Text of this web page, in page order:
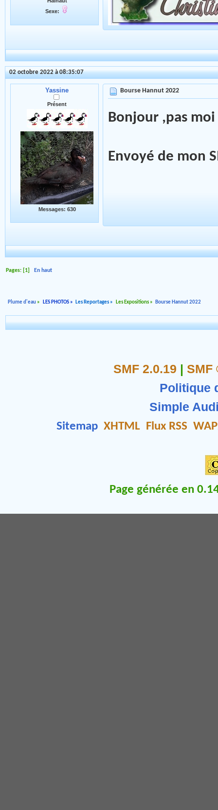
Sexe:
02 octobre 2022 à 08:35:07
Yassine
Présent
Messages: 630
Bourse Hannut 2022
Bonjour ,pas
Envoyé de mon
Pages: [ 1 En haut
Plume d'eau » LES PHOTOS » Les Reportages » Les Expositions» Bourse Hannut 2022
SMF 2.0.19 | SMF
Politique
Simple
Sitemap XHTML Flux RSS
Page générée en